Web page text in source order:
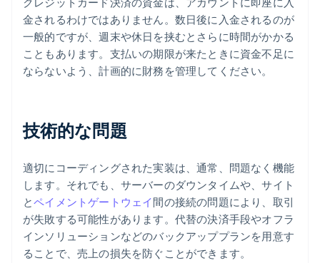
金されるわけではありません。数日後に入金されるのが
一般的ですが、週末や休日を挟むとさらに時間がかかる
こともあります。支払いの期限が来たときに資金不足に
ならないよう、計画的に財務を管理してください。
技術的な問題
適切にコーディングされた実装は、通常、問題なく機能
します。それでも、サーバーのダウンタイムや、サイト
とペイメントゲートウェイ間の接続の問題により、取引
が失敗する可能性があります。代替の決済手段やオフラ
インソリューションなどのバックアッププランを用意す
ることで、売上の損失を防ぐことができます。